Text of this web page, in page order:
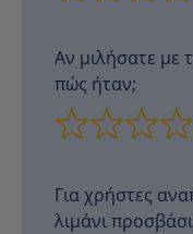
Αν μιλήσατε με
πώς ήταν;
Για χρήστες
λιμάνι